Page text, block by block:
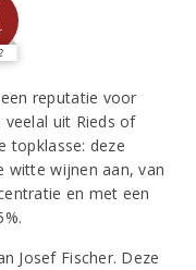
reputatie voor
veelal uit Rieds of
topklasse: deze
witte wijnen aan, van
en met een
Josef Fischer. Deze